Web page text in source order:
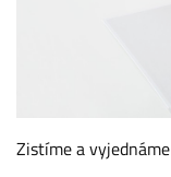
Zistíme a